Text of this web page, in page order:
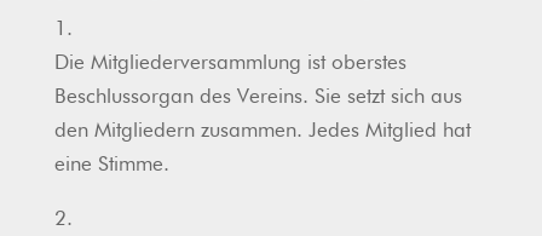
1.
Die Mitgliederversammlung ist oberstes
Beschlussorgan des Vereins. Sie setzt sich aus
den Mitgliedern zusammen. Jedes Mitglied hat
eine Stimme.
2.